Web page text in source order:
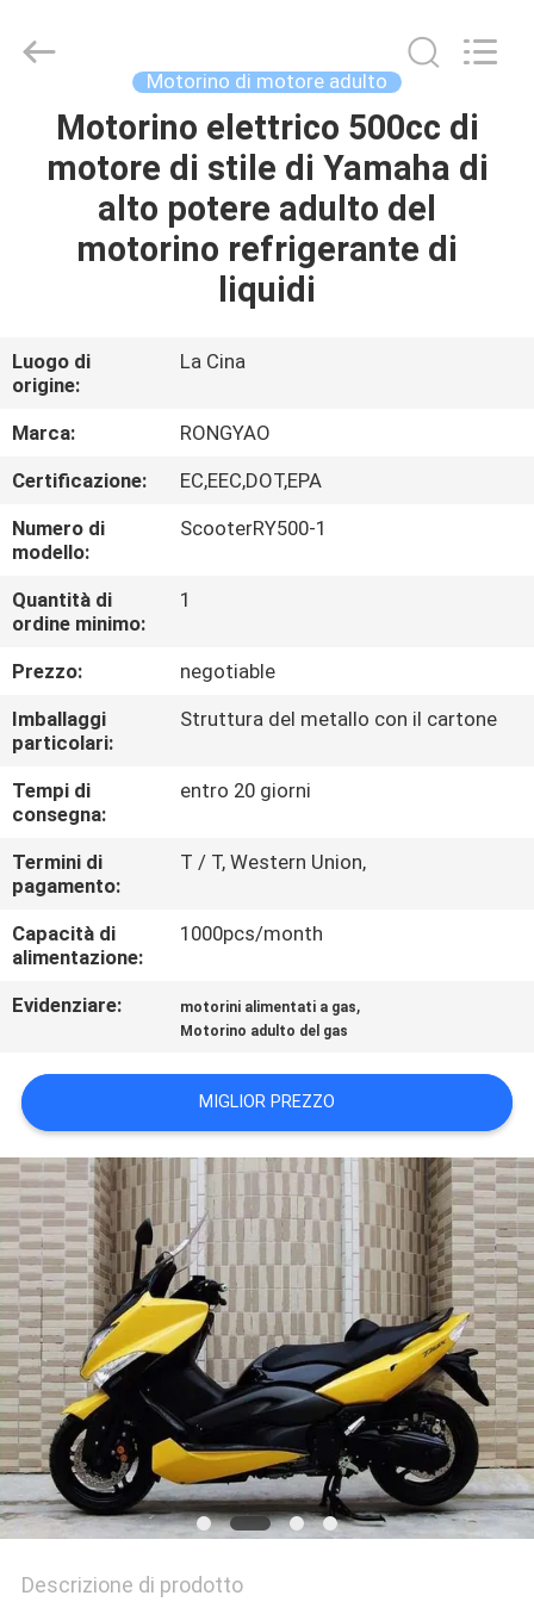
CASA
PRODOTTI
GIRO
DELLA
FABBRICA
CONTROLLO
DI
QUALITÀ
CONTATTICI
RICHIEDA
UNA
CITAZIONE
MAPPA
SITO
POLITICA
SULLA
PRIVACY
Rongyao
Vehicle
Motorino di motore adulto
Motorino elettrico 500cc di
motore di stile di Yamaha di
alto potere adulto del
motorino refrigerante di
liquidi
Luogo di
origine:
La Cina
Marca:
RONGYAO
Certificazione:
EC,EEC,DOT,EPA
Numero di
modello:
ScooterRY500-1
Quantità di
ordine minimo:
1
Prezzo:
negotiable
Imballaggi
particolari:
Struttura del metallo con il cartone
Tempi di
consegna:
entro 20 giorni
Termini di
pagamento:
T / T, Western Union,
Capacità di
alimentazione:
1000pcs/month
Evidenziare: motorini alimentati a gas,
Motorino adulto del gas
MIGLIOR PREZZO
Descrizione di prodotto